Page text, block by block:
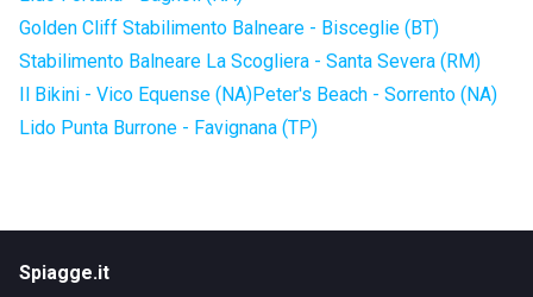
Golden Cliff Stabilimento Balneare - Bisceglie (BT)
Stabilimento Balneare La Scogliera - Santa Severa (RM)
Il Bikini - Vico Equense (NA)Peter's Beach - Sorrento (NA)
Lido Punta Burrone - Favignana (TP)
Spiagge.it